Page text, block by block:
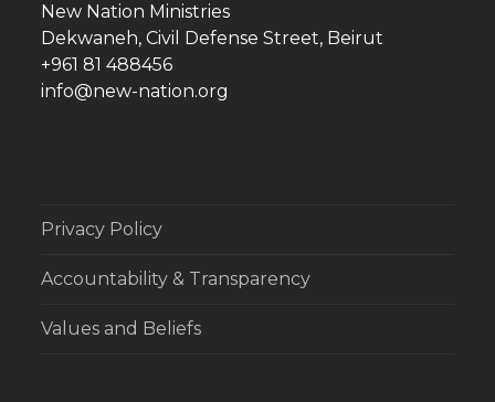
New Nation Ministries
Dekwaneh, Civil Defense Street, Beirut
+961 81 488456
info@new-nation.org
Privacy Policy
Accountability & Transparency
Values and Beliefs